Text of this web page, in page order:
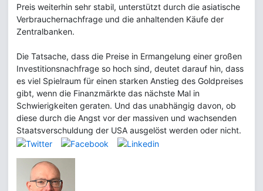
Preis weiterhin sehr stabil, unterstützt durch die asiatische
Verbrauchernachfrage und die anhaltenden Käufe der
Zentralbanken.
Die Tatsache, dass die Preise in Ermangelung einer großen
Investitionsnachfrage so hoch sind, deutet darauf hin, dass
es viel Spielraum für einen starken Anstieg des Goldpreises
gibt, wenn die Finanzmärkte das nächste Mal in
Schwierigkeiten geraten. Und das unabhängig davon, ob
diese durch die Angst vor der massiven und wachsenden
Staatsverschuldung der USA ausgelöst werden oder nicht.